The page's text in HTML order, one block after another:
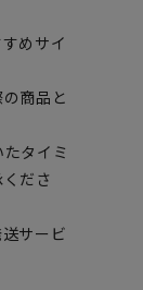
めサイ
商品と
タイミ
ださ
サービ